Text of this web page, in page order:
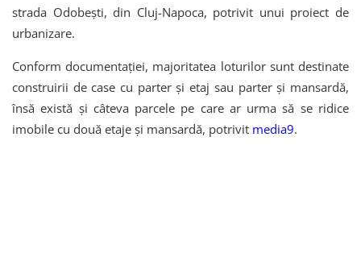
strada Odobești, din Cluj-Napoca, potrivit unui proiect de
urbanizare.
Conform documentației, majoritatea loturilor sunt destinate
construirii de case cu parter și etaj sau parter și mansardă,
însă există și câteva parcele pe care ar urma să se ridice
imobile cu două etaje și mansardă, potrivit media9.